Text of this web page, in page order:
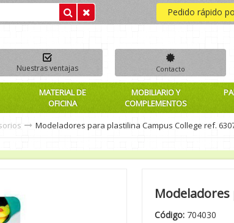
Pedido rápido
Nuestras ventajas Contacto
MATERIAL DE
OFICINA
MOBILIARIO Y
COMPLEMENTOS
Modeladores para plastilina Campus College ref.
Modeladores
Código: 704030